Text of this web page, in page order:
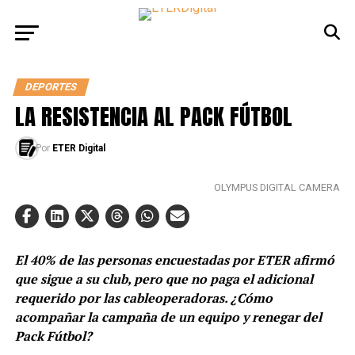
DEPORTES
LA RESISTENCIA AL PACK FÚTBOL
Por ETER Digital
OLYMPUS DIGITAL CAMERA
El 40% de las personas encuestadas por ETER afirmó
que sigue a su club, pero que no paga el adicional
requerido por las cableoperadoras. ¿Cómo
acompañar la campaña de un equipo y renegar del
Pack Fútbol?